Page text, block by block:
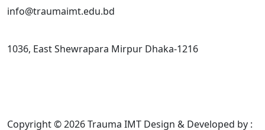
info@traumaimt.edu.bd
1036, East Shewrapara Mirpur Dhaka-1216
Copyright © 2026 Trauma IMT Design & Developed by :